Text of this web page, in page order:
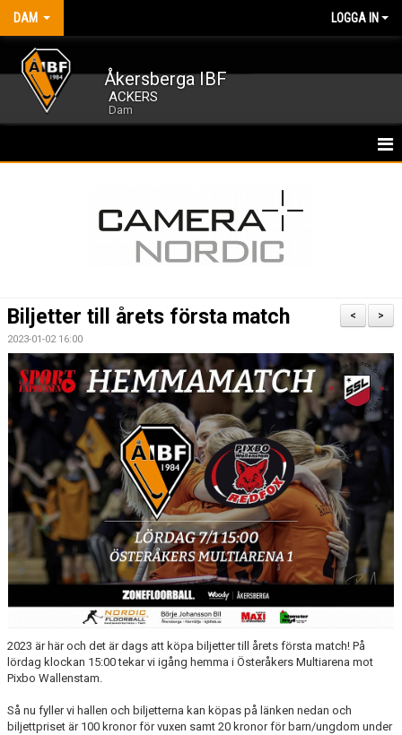
DAM LOGGA IN
Åkersberga IBF
ACKERS
Dam
TRUPPEN
BILDGALLERI
DOKUMENT
>
<
Biljetter till årets första match
2023-01-02 16:00
2023 är här och det är dags att köpa biljetter till årets första match! På
lördag klockan 15:00 tekar vi igång hemma i Österåkers Multiarena mot
Pixbo Wallenstam.
Så nu fyller vi hallen och biljetterna kan köpas på länken nedan och
biljettpriset är 100 kronor för vuxen samt 20 kronor för barn/ungdom under